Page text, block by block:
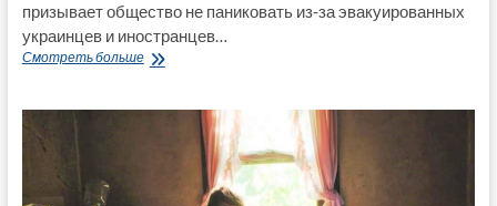
призывает общество не паниковать из-за эвакуированных
украинцев и иностранцев…
Смотреть большеЗеленский
самолет